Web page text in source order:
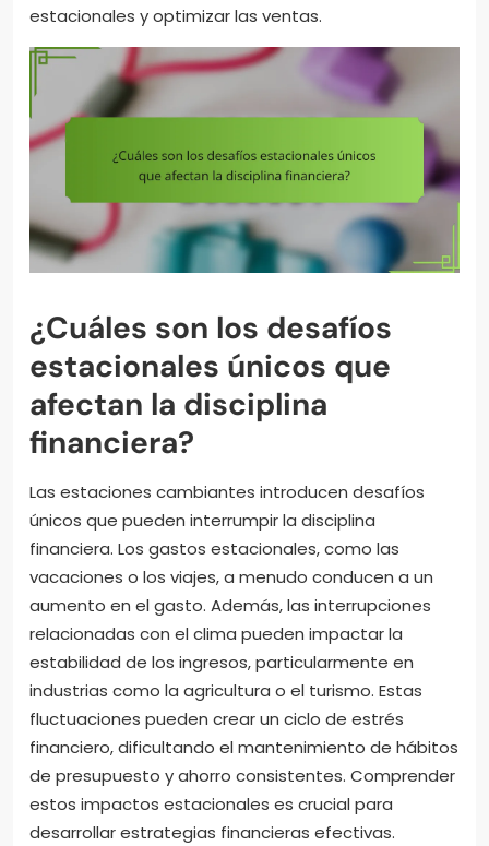
estacionales y optimizar las ventas.
¿Cuáles son los desafíos
estacionales únicos que
afectan la disciplina
financiera?
Las estaciones cambiantes introducen desafíos
únicos que pueden interrumpir la disciplina
financiera. Los gastos estacionales, como las
vacaciones o los viajes, a menudo conducen a un
aumento en el gasto. Además, las interrupciones
relacionadas con el clima pueden impactar la
estabilidad de los ingresos, particularmente en
industrias como la agricultura o el turismo. Estas
fluctuaciones pueden crear un ciclo de estrés
financiero, dificultando el mantenimiento de hábitos
de presupuesto y ahorro consistentes. Comprender
estos impactos estacionales es crucial para
desarrollar estrategias financieras efectivas.